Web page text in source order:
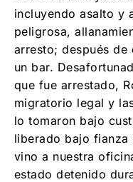
incluyendo asalto y
peligrosa,
arresto; después de
un bar.
que fue arrestado,
migratorio legal y
lo tomaron bajo
liberado bajo fianza
vino a nuestra
estado detenido